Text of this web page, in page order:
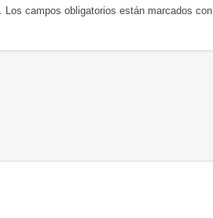
Los campos obligatorios están marcados con